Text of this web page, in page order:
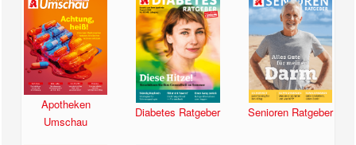
Apotheken
Umschau
Diabetes Ratgeber Senioren Ratgeber